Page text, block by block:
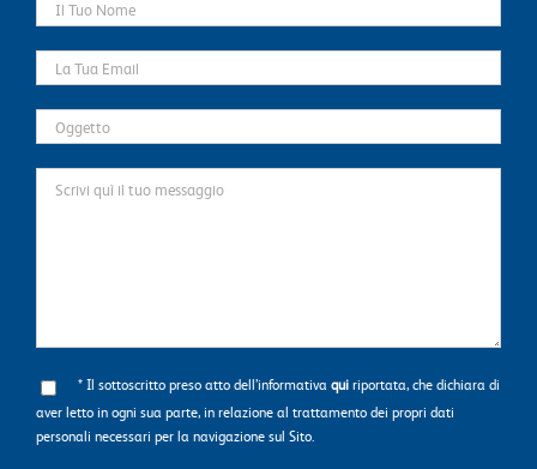
* Il sottoscritto preso atto dell’informativa quiriportata, che dichiara di
aver letto in ogni sua parte, in relazione al trattamento dei propri dati
personali necessari per la navigazione sul Sito.